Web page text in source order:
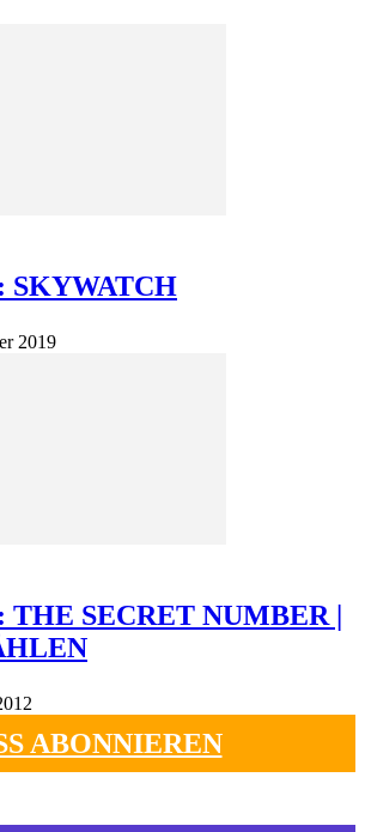
2019
SECRET NUMBER |
ABONNIEREN